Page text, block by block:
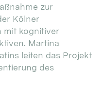
zur
Kölner
mit kognitiver
Martina
leiten das Projekt
des